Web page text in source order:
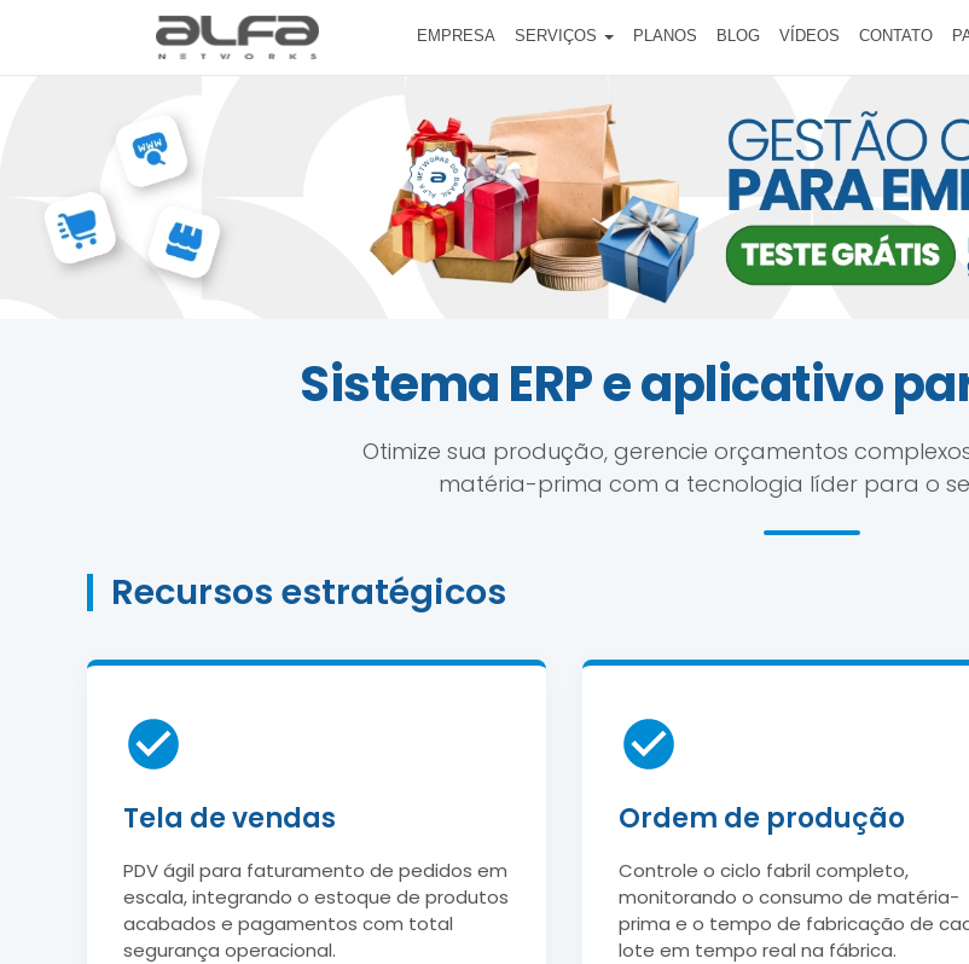
EMPRESA SERVIÇOS PLANOS BLOG VÍDEOS CONTATO
Sistema ERP e aplicativo
Otimize sua produção, gerencie orçamentos
matéria-prima com a tecnologia líder para o
Recursos estratégicos
Tela de vendas
PDV ágil para faturamento de pedidos em
escala, integrando o estoque de produtos
acabados e pagamentos com total
segurança operacional.
Ordem de produção
Controle o ciclo fabril completo,
monitorando o consumo de matéria-
prima e o tempo de fabricação de
lote em tempo real na fábrica.